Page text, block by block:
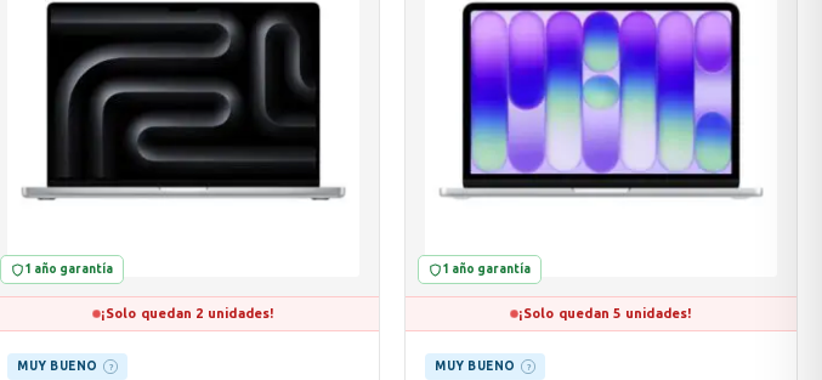
1 año garantía
¡Solo quedan 2 unidades!
MUY BUENO ?
1 año garantía
¡Solo quedan 5 unidades!
MUY BUENO ?